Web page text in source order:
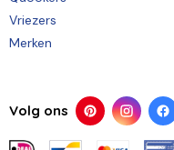
Vriezers
Merken
Volg ons